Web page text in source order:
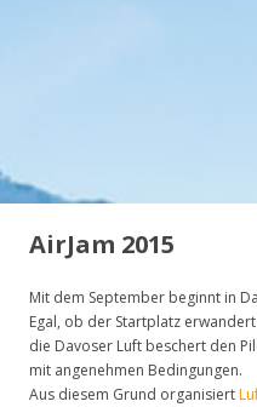
AirJam 2015
Mit dem September beginnt in
Egal, ob der Startplatz
die Davoser Luft beschert den
mit angenehmen Bedingungen.
Aus diesem Grund organisiert